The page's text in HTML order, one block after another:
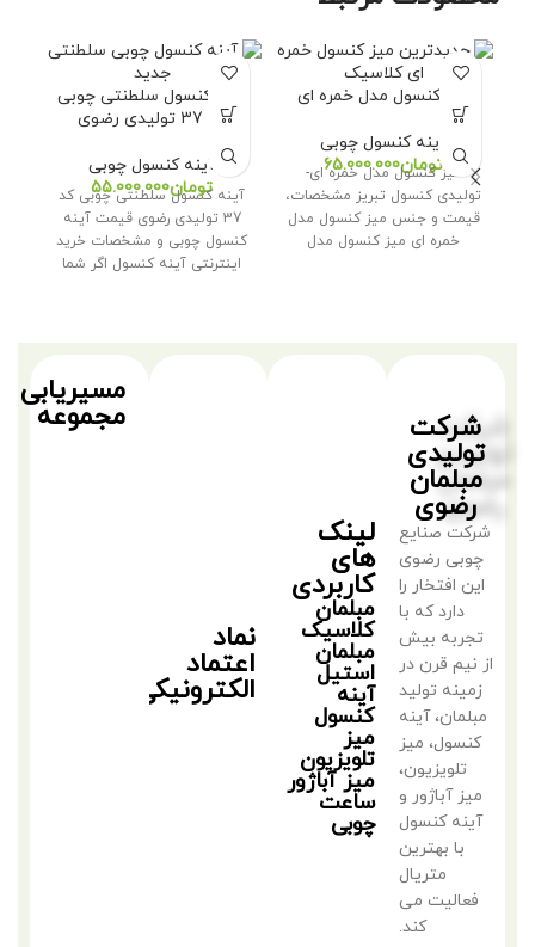
میز کنسول مدل خمره ای
آینه کنسول چوبی
تومان
میز کنسول مدل خمره ای-
تولیدی کنسول تبریز مشخصات،
قیمت و جنس میز کنسول مدل
خمره ای میز کنسول مدل
آینه کنسول سلطنتی چوبی
کد 37 تولیدی رضوی
آینه کنسول چوبی
تومان
آینه کنسول سلطنتی چوبی کد
37 تولیدی رضوی قیمت آینه
کنسول چوبی و مشخصات خرید
اینترنتی آینه کنسول اگر شما
شرکت
تولیدی
مبلمان
رضوی
شرکت صنایع
چوبی رضوی
این افتخار را
دارد که با
تجربه بیش
از نیم قرن در
زمینه تولید
مبلمان، آینه
کنسول، میز
تلویزیون،
میز آباژور و
آینه کنسول
با بهترین
متریال
فعالیت می
کند.
لینک
های
کاربردی
مبلمان
کلاسیک
مبلمان
استیل
آینه
کنسول
میز
تلویزیون
میز آباژور
ساعت
چوبی
نماد
اعتماد
الکترونیکی
مسیریابی
مجموعه